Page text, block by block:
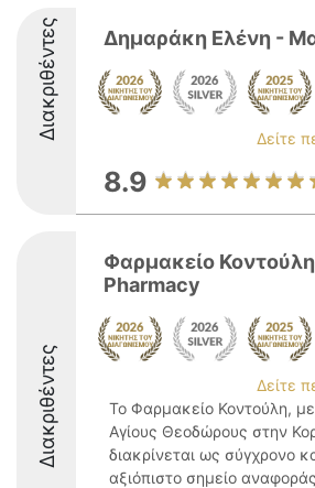
Διακριθέντες Δημαράκη Ελένη -
Δείτε
8.9
Διακριθέντες
Φαρμακείο
Pharmacy
Δείτε
Το Φαρμακείο Κοντούλη,
Αγίους Θεοδώρους στην
διακρίνεται ως σύγχρονο
αξιόπιστο σημείο